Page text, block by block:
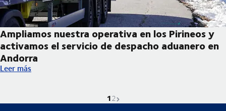
Ampliamos nuestra operativa en los Pirineos y
activamos el servicio de despacho aduanero en
Andorra
Ampliamos nuestra operativa en los Pirineos y activamos el
Leer más
La página actual es
1Ir a la página
2Página siguiente